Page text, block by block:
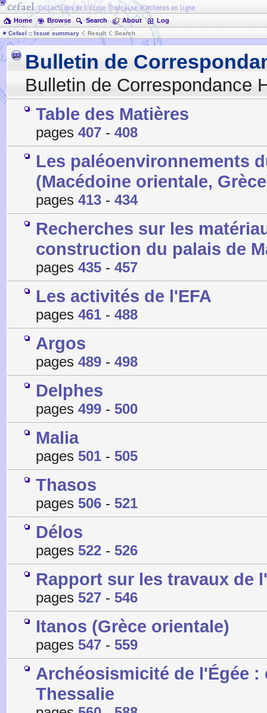
Home Browse Search About Log
Cefael :: Issue summary Result Search
Bulletin de
Bulletin de Correspondance
Table des Matières
pages 407 - 408
Les paléoenvironnements
(Macédoine orientale,
pages 413 - 434
Recherches sur les
construction du palais de
pages 435 - 457
Les activités de l'EFA
pages 461 - 488
Argos
pages 489 - 498
Delphes
pages 499 - 500
Malia
pages 501 - 505
Thasos
pages 506 - 521
Délos
pages 522 - 526
Rapport sur les travaux de
pages 527 - 546
Itanos (Grèce orientale)
pages 547 - 559
Archéosismicité de l'Égée
Thessalie